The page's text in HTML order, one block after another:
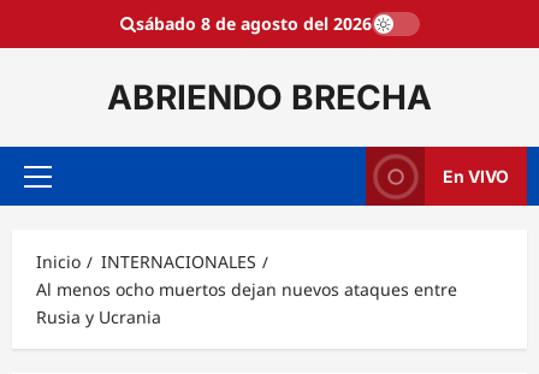
sábado 8 de agosto del 2026
ABRIENDO BRECHA
Menú
En VIVO
Inicio
INTERNACIONALES
Al menos ocho muertos dejan nuevos ataques entre
Rusia y Ucrania